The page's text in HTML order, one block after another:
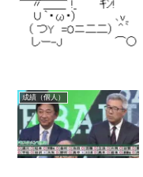
成績（個人）